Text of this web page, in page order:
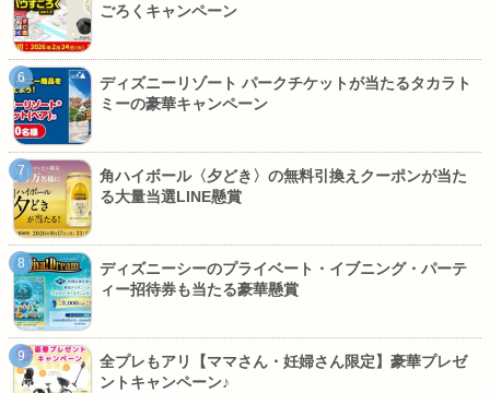
ごろくキャンペーン
ディズニーリゾート パークチケットが当たるタカラト
ミーの豪華キャンペーン
角ハイボール〈夕どき〉の無料引換えクーポンが当た
る大量当選LINE懸賞
ディズニーシーのプライベート・イブニング・パーテ
ィー招待券も当たる豪華懸賞
全プレもアリ【ママさん・妊婦さん限定】豪華プレゼ
ントキャンペーン♪